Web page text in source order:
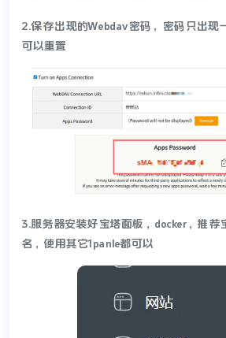
2.保存出现的Webdav密码，密码只出现
可以重置
3.服务器安装好宝塔面板，docker，推荐
名，使用其它1panle都可以